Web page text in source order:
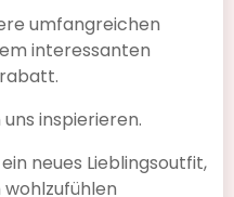
um 1:11 pm
Kleider - gerne
31, 2019 um 8:21 pm
Qualität und guten
und hilfsbereit.
umfangreichen
interessanten
uns inspierieren.
neues Lieblingsoutfit,